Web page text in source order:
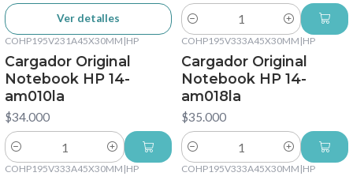
Ver detalles
Cantidad
COHP195V231A45X30MM |HP
Cargador Original
Notebook HP 14-
am010la
$34.000
Cantidad
COHP195V333A45X30MM |HP
Cargador Original
Notebook HP 14-
am018la
$35.000
Cantidad
COHP195V333A45X30MM |HP COHP195V333A45X30MM |HP